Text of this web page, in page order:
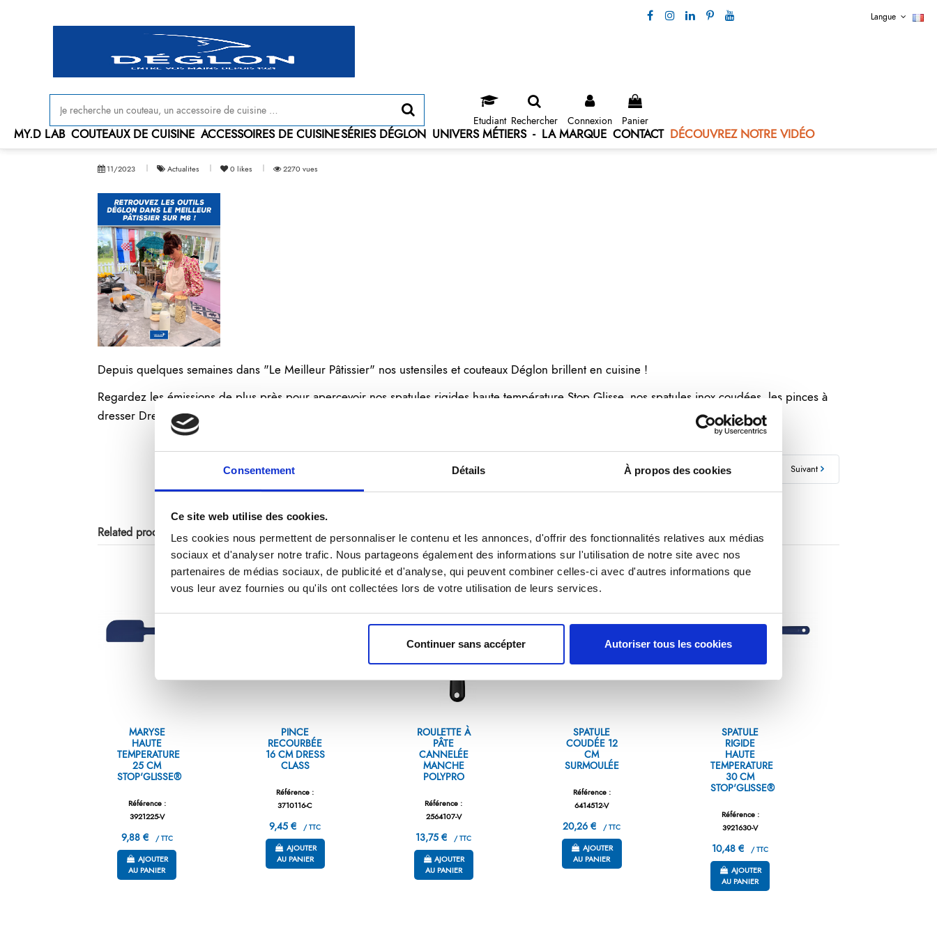
Consentement Détails À propos des cookies
Ce site web utilise des cookies.
Les cookies nous permettent de personnaliser le contenu et les annonces, d'offrir des fonctionnalités relatives aux médias
sociaux et d'analyser notre trafic. Nous partageons également des informations sur l'utilisation de notre site avec nos
partenaires de médias sociaux, de publicité et d'analyse, qui peuvent combiner celles-ci avec d'autres informations que
vous leur avez fournies ou qu'ils ont collectées lors de votre utilisation de leurs services.
Continuer sans accépter Autoriser tous les cookies
Langue
Etudiant Rechercher Connexion Panier
MY.D LAB COUTEAUX DE CUISINE ACCESSOIRES DE CUISINESÉRIES DÉGLON UNIVERS MÉTIERS - LA MARQUE CONTACT DÉCOUVREZ NOTRE VIDÉO
11/2023 Actualites 0likes 2270 vues
Depuis quelques semaines dans "Le Meilleur Pâtissier" nos ustensiles et couteaux Déglon brillent en cuisine !
Regardez les émissions de plus près pour apercevoir nos spatules rigides haute température Stop Glisse, nos spatules inox coudées, les pinces à
dresser Dress Class , et la roulette à pâte cannelée.
Précédent Suivant
Related products
MARYSE
HAUTE
TEMPERATURE
25 CM
STOP'GLISSE®
Référence :
3921225-V
9,88 € / TTC
AJOUTER
AU PANIER
PINCE
RECOURBÉE
16 CM DRESS
CLASS
Référence :
3710116-C
9,45 € / TTC
AJOUTER
AU PANIER
ROULETTE À
PÂTE
CANNELÉE
MANCHE
POLYPRO
Référence :
2564107-V
13,75 € / TTC
AJOUTER
AU PANIER
SPATULE
COUDÉE 12
CM
SURMOULÉE
Référence :
6414512-V
20,26 € / TTC
AJOUTER
AU PANIER
SPATULE
RIGIDE
HAUTE
TEMPERATURE
30 CM
STOP'GLISSE®
Référence :
3921630-V
10,48 € / TTC
AJOUTER
AU PANIER